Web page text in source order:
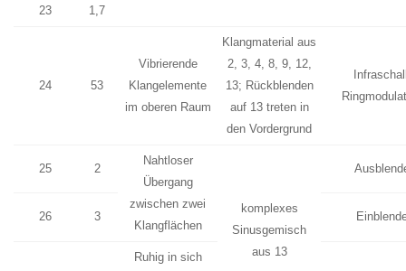
23 1,7
24 53
Vibrierende
Klangelemente
im oberen Raum
Klangmaterial aus
2, 3, 4, 8, 9, 12,
13; Rückblenden
auf 13 treten in
den Vordergrund
25 2
Nahtloser
Übergang
zwischen zwei
Klangflächen
komplexes
Sinusgemisch
aus 13
26 3
Ruhig in sich